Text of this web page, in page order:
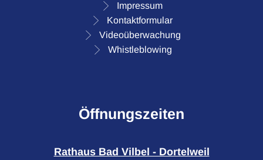
Impressum
Kontaktformular
Videoüberwachung
Whistleblowing
Öffnungszeiten
Rathaus Bad Vilbel - Dortelweil